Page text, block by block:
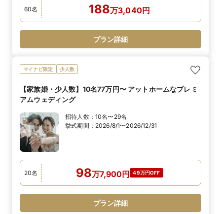
60名 188万3,040円
プラン詳細
マイナビ限定 少人数
【家族婚・少人数】10名77万円〜 アットホームなプレミ
アムウェディング
招待人数： 10名〜29名
挙式期間： 2026/8/1〜2026/12/31
20名 98万7,900円 49万円OFF
プラン詳細